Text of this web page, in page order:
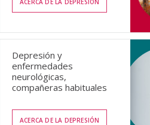
Depresión y
enfermedades
neurológicas,
compañeras habituales
ACERCA DE LA DEPRESIÓN